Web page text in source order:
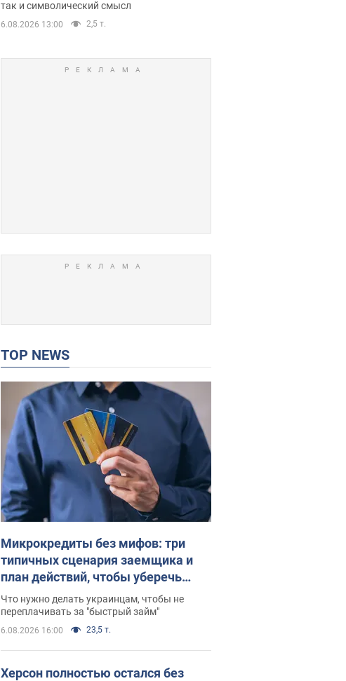
так и символический смысл
6.08.2026 13:00 2,5 т.
TOP NEWS
Микрокредиты без мифов: три
типичных сценария заемщика и
план действий, чтобы уберечь
свои деньги
Что нужно делать украинцам, чтобы не
переплачивать за "быстрый займ"
6.08.2026 16:00 23,5 т.
Херсон полностью остался без